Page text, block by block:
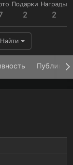
Подарки
2
Награды
2
Найти